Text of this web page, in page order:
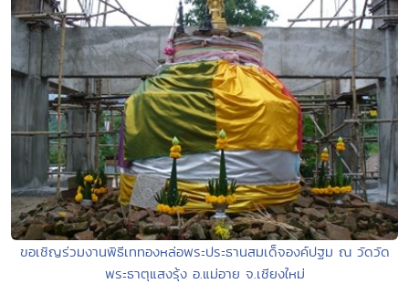
ขอเชิญร่วมงานพิธีเททองหล่อพระประธานสมเด็จองค์ปฐม ณ วัดวัด
พระธาตุแสงรุ้ง อ.แม่อาย จ.เชียงใหม่